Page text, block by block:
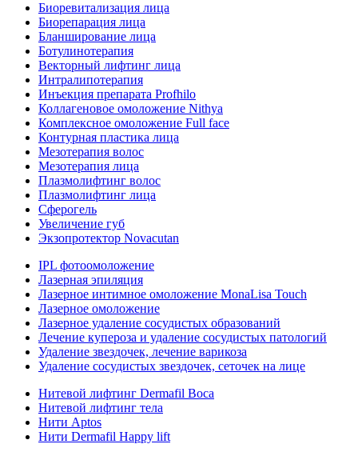
Биоревитализация лица
Биорепарация лица
Бланширование лица
Ботулинотерапия
Векторный лифтинг лица
Интралипотерапия
Инъекция препарата Profhilo
Коллагеновое омоложение Nithya
Комплексное омоложение Full face
Контурная пластика лица
Мезотерапия волос
Мезотерапия лица
Плазмолифтинг волос
Плазмолифтинг лица
Сферогель
Увеличение губ
Экзопротектор Novacutan
IPL фотоомоложение
Лазерная эпиляция
Лазерное интимное омоложение MonaLisa Touch
Лазерное омоложение
Лазерное удаление сосудистых образований
Лечение купероза и удаление сосудистых патологий
Удаление звездочек, лечение варикоза
Удаление сосудистых звездочек, сеточек на лице
Нитевой лифтинг Dermafil Boca
Нитевой лифтинг тела
Нити Aptos
Нити Dermafil Happy lift